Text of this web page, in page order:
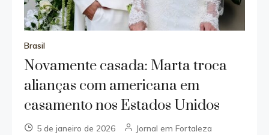
Brasil
Novamente casada: Marta troca
alianças com americana em
casamento nos Estados Unidos
5 de janeiro de 2026 Jornal em Fortaleza